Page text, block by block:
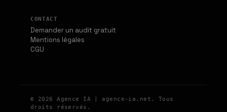
CONTACT
Demander un audit gratuit
Mentions légales
CGU
© 2026 Agence IA | agence-ia.net. Tous
droits réservés.